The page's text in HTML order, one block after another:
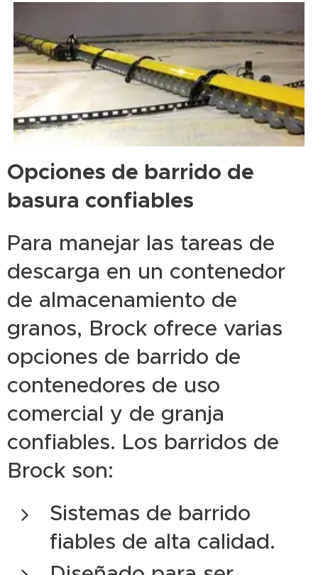
Opciones de barrido de
basura confiables
Para manejar las tareas de
descarga en un contenedor
de almacenamiento de
granos, Brock ofrece varias
opciones de barrido de
contenedores de uso
comercial y de granja
confiables. Los barridos de
Brock son:
Sistemas de barrido
fiables de alta calidad.